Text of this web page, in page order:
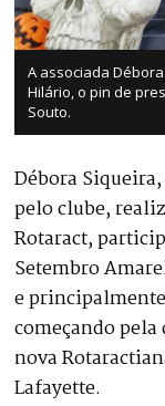
A associada
Hilário, o pin de
Souto.
Débora
pelo clube,
Rotaract,
Setembro
e
começando
nova
Lafayette.